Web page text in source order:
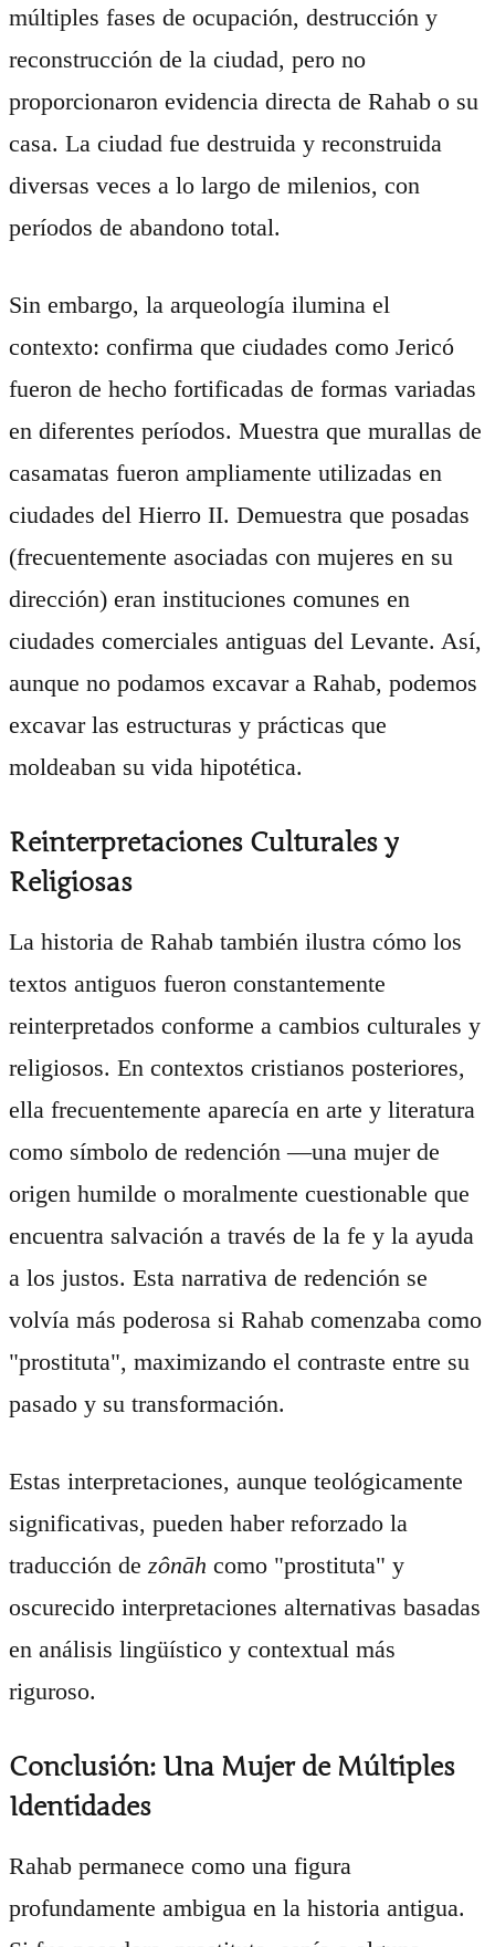
múltiples fases de ocupación, destrucción y
reconstrucción de la ciudad, pero no
proporcionaron evidencia directa de Rahab o su
casa. La ciudad fue destruida y reconstruida
diversas veces a lo largo de milenios, con
períodos de abandono total.
Sin embargo, la arqueología ilumina el
contexto: confirma que ciudades como Jericó
fueron de hecho fortificadas de formas variadas
en diferentes períodos. Muestra que murallas de
casamatas fueron ampliamente utilizadas en
ciudades del Hierro II. Demuestra que posadas
(frecuentemente asociadas con mujeres en su
dirección) eran instituciones comunes en
ciudades comerciales antiguas del Levante. Así,
aunque no podamos excavar a Rahab, podemos
excavar las estructuras y prácticas que
moldeaban su vida hipotética.
Reinterpretaciones Culturales y
Religiosas
La historia de Rahab también ilustra cómo los
textos antiguos fueron constantemente
reinterpretados conforme a cambios culturales y
religiosos. En contextos cristianos posteriores,
ella frecuentemente aparecía en arte y literatura
como símbolo de redención —una mujer de
origen humilde o moralmente cuestionable que
encuentra salvación a través de la fe y la ayuda
a los justos. Esta narrativa de redención se
volvía más poderosa si Rahab comenzaba como
"prostituta", maximizando el contraste entre su
pasado y su transformación.
Estas interpretaciones, aunque teológicamente
significativas, pueden haber reforzado la
traducción de zônāh como "prostituta" y
oscurecido interpretaciones alternativas basadas
en análisis lingüístico y contextual más
riguroso.
Conclusión: Una Mujer de Múltiples
Identidades
Rahab permanece como una figura
profundamente ambigua en la historia antigua.